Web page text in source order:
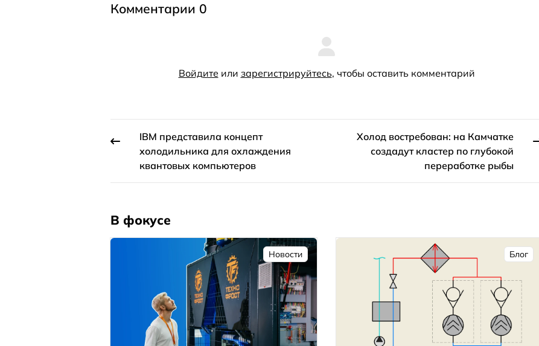
Комментарии 0
Войдите или зарегистрируйтесь, чтобы оставить комментарий
IBM представила концепт
холодильника для охлаждения
квантовых компьютеров
Холод востребован: на Камчатке
создадут кластер по глубокой
переработке рыбы
В фокусе
Новости Блог